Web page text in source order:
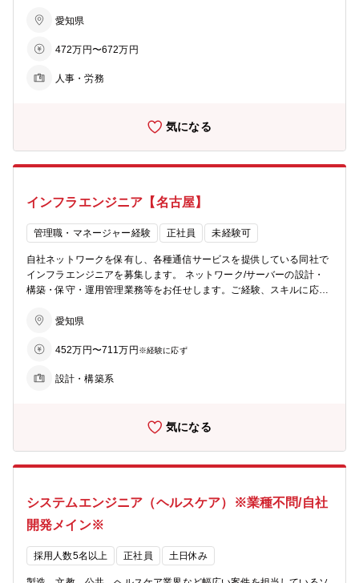
サーの価値を最大化する。 そのような社会価値を高めることができ
売って終わりではなく、社内の制作チーム、実況者などと一体でイベ
う感覚を持つことができます。さらには現場でお客様や来場者の笑顔
して複数のクライアントを担当しつつ、社内の制作チームと連携し、
1つの大会やイベントを作り上げていただきます。 ・ゆくゆくはチー
ムリーダーとして、営業メンバーのマネジメントにも挑戦していただ
きたいと思っています。 ■具体的な案件例（URL） https://business.e
sports-stadium758.jp/EBL2024 ■従事すべき業務の変更の範囲：限定
無
務概要 ・労務管理 ・給与計算（外部委託） ・社会保険（外部委託）
鋭で業務にあたっていますので、?常に幅広く業務経験が得られ、ス
働くことができます。 ■入社後の流れ 入社時は、既存メンバーの下
おすすめポイント 給与計算業務を中心とした服務管理、福利厚生業務
愛知県
472万円〜672万円
人事・労務
気になる
インフラエンジニア【名古屋】
管理職・マネージャー経験 正社員 未経験可
自社ネットワークを保有し、各種通信サービスを提供している同社で
インフラエンジニアを募集します。 ネットワーク/サーバーの設計・
構築・保守・運用管理業務等をお任せします。ご経験、スキルに応じ
自社内にてリモート対応をいただきますが、構築時やバージョンアッ
の場合、代休／半休の取得可能です。 【 魅力 】 幅広く社外のネ
す。また、目標を掲げ、日々開通に向けて取組んでいただきますの
がら仕事を割り振ります。また、社内のスキルアップだけでなく技術
愛知県
452万円〜711万円 ※経験に応ず
設計・構築系
気になる
システムエンジニア（ヘルスケア）※業種不問/自社
開発メイン※
採用人数5名以上 正社員 土日休み